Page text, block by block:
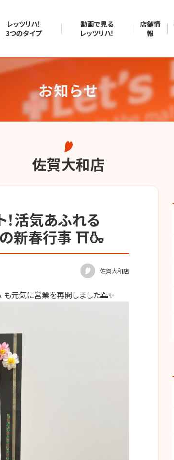
レッツリハ！
3つのタイプ
動画で見る
レッツリハ！
店舗情
報
お知らせ
佐賀大和店
活気あふれる
の新春行事 ⛩️🍶
佐賀大和店
も元気に営業を再開しました🌅✨